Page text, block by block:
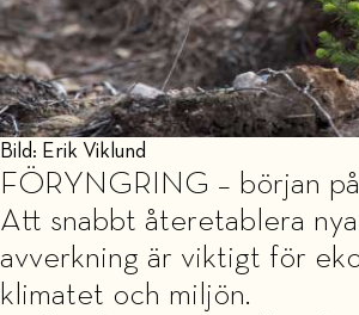
Bild: Erik Viklund
FÖRYNGRING – början
Att snabbt återetablera
avverkning är viktigt för
klimatet och miljön.